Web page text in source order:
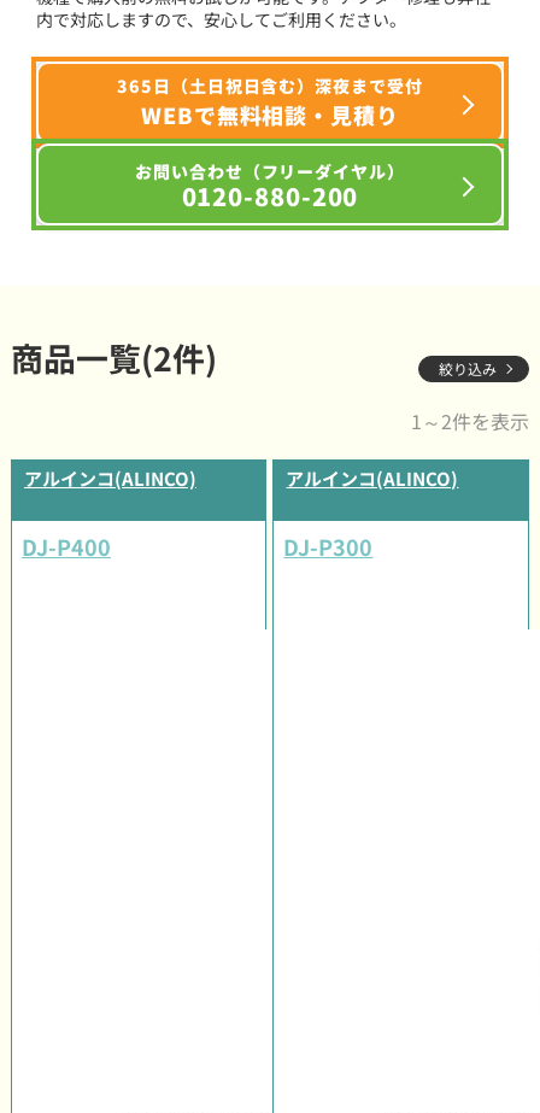
内で対応しますので、安心してご利用ください。
365日（土日祝日含む）深夜まで受付
WEBで無料相談・見積り
お問い合わせ（フリーダイヤル）
0120-880-200
商品一覧(2件) 絞り込み
1～2件を表示
アルインコ(ALINCO)
DJ-P400
アルインコ(ALINCO)
DJ-P300